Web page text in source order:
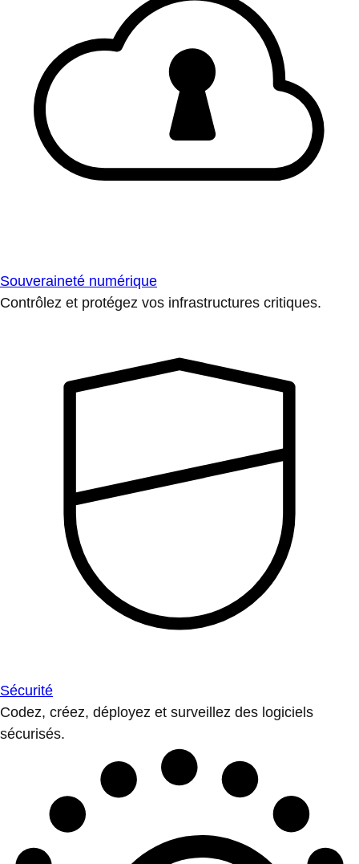
Souveraineté numérique
Contrôlez et protégez vos infrastructures critiques.
Sécurité
Codez, créez, déployez et surveillez des logiciels
sécurisés.